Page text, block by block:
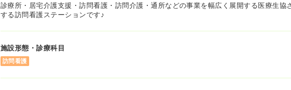
診療所・居宅介護支援・訪問看護・訪問介護・通所などの事業を幅広く展開する医療生協
する訪問看護ステーションです♪
施設形態・診療科目
訪問看護